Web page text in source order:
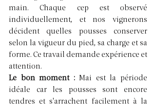
main. Chaque cep est observé
individuellement, et nos vignerons
décident quelles pousses conserver
selon la vigueur du pied, sa charge et sa
forme. Ce travail demande expérience et
attention.
Le bon moment : Mai est la période
idéale car les pousses sont encore
tendres et s'arrachent facilement à la